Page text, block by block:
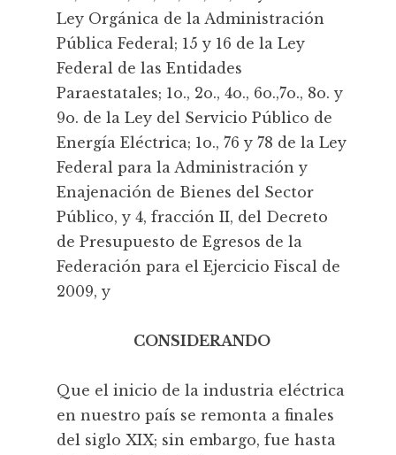
Ley Orgánica de la Administración
Pública Federal; 15 y 16 de la Ley
Federal de las Entidades
Paraestatales; 1o., 2o., 4o., 6o.,7o., 8o. y
9o. de la Ley del Servicio Público de
Energía Eléctrica; 1o., 76 y 78 de la Ley
Federal para la Administración y
Enajenación de Bienes del Sector
Público, y 4, fracción II, del Decreto
de Presupuesto de Egresos de la
Federación para el Ejercicio Fiscal de
2009, y
CONSIDERANDO
Que el inicio de la industria eléctrica
en nuestro país se remonta a finales
del siglo XIX; sin embargo, fue hasta